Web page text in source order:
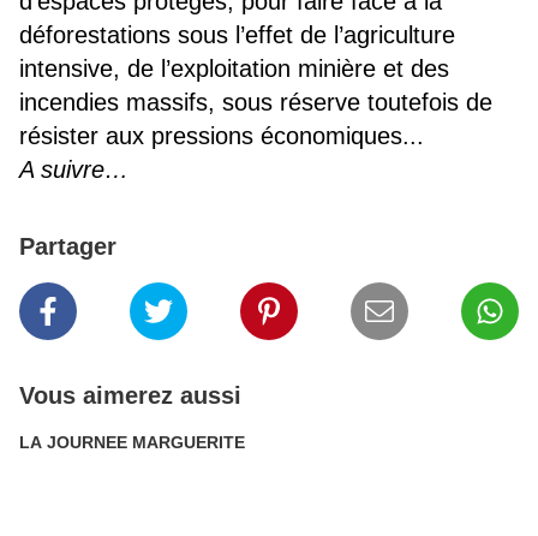
déforestations sous l’effet de l’agriculture
intensive, de l’exploitation minière et des
incendies massifs, sous réserve toutefois de
résister aux pressions économiques...
A suivre…
Partager
Vous aimerez aussi
LA JOURNEE MARGUERITE